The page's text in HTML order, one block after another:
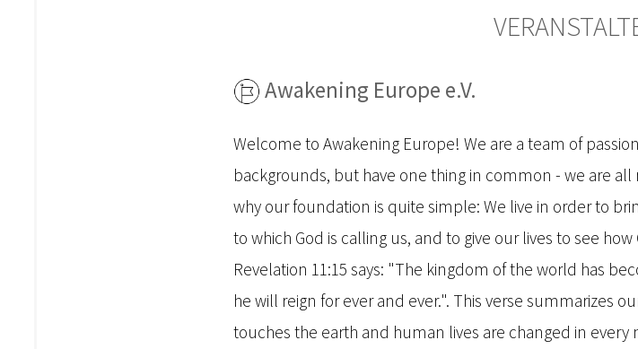
Awakening Europe e.V.
Welcome to Awakening Europe! We are a team of
backgrounds, but have one thing in common - we are
why our foundation is quite simple: We live in order to
to which God is calling us, and to give our lives to see
Revelation 11:15 says: "The kingdom of the world has
he will reign for ever and ever.". This verse summarizes
touches the earth and human lives are changed in